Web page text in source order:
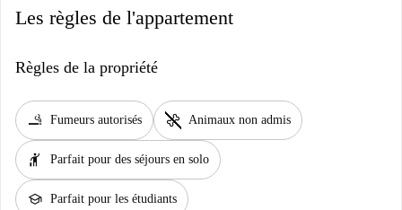
Les règles de l'appartement
Règles de la propriété
smoking_rooms Fumeurs autorisés pet_supplies Animaux non admis
hail Parfait pour des séjours en solo
school Parfait pour les étudiants